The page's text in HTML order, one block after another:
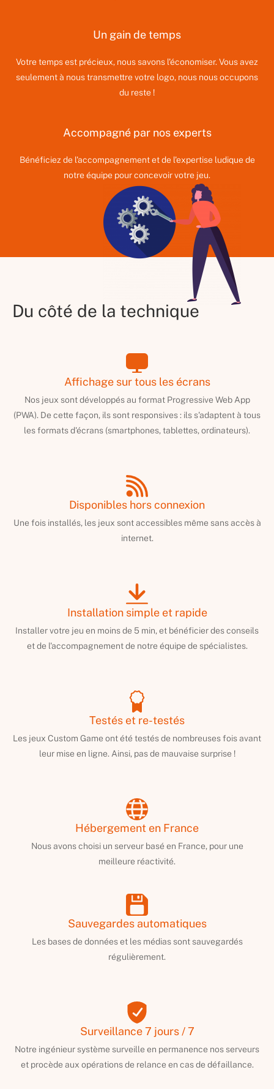
Un gain de temps
Votre temps est précieux, nous savons l'économiser. Vous avez
seulement à nous transmettre votre logo, nous nous occupons
du reste !
Accompagné par nos experts
Bénéficiez de l'accompagnement et de l'expertise ludique de
notre équipe pour concevoir votre jeu.
Du côté de la technique
Affichage sur tous les écrans
Nos jeux sont développés au format Progressive Web App
(PWA). De cette façon, ils sont responsives : ils s'adaptent à tous
les formats d'écrans (smartphones, tablettes, ordinateurs).
Disponibles hors connexion
Une fois installés, les jeux sont accessibles même sans accès à
internet.
Installation simple et rapide
Installer votre jeu en moins de 5 min, et bénéficier des conseils
et de l'accompagnement de notre équipe de spécialistes.
Testés et re-testés
Les jeux Custom Game ont été testés de nombreuses fois avant
leur mise en ligne. Ainsi, pas de mauvaise surprise !
Hébergement en France
Nous avons choisi un serveur basé en France, pour une
meilleure réactivité.
Sauvegardes automatiques
Les bases de données et les médias sont sauvegardés
régulièrement.
Surveillance 7 jours / 7
Notre ingénieur système surveille en permanence nos serveurs
et procède aux opérations de relance en cas de défaillance.